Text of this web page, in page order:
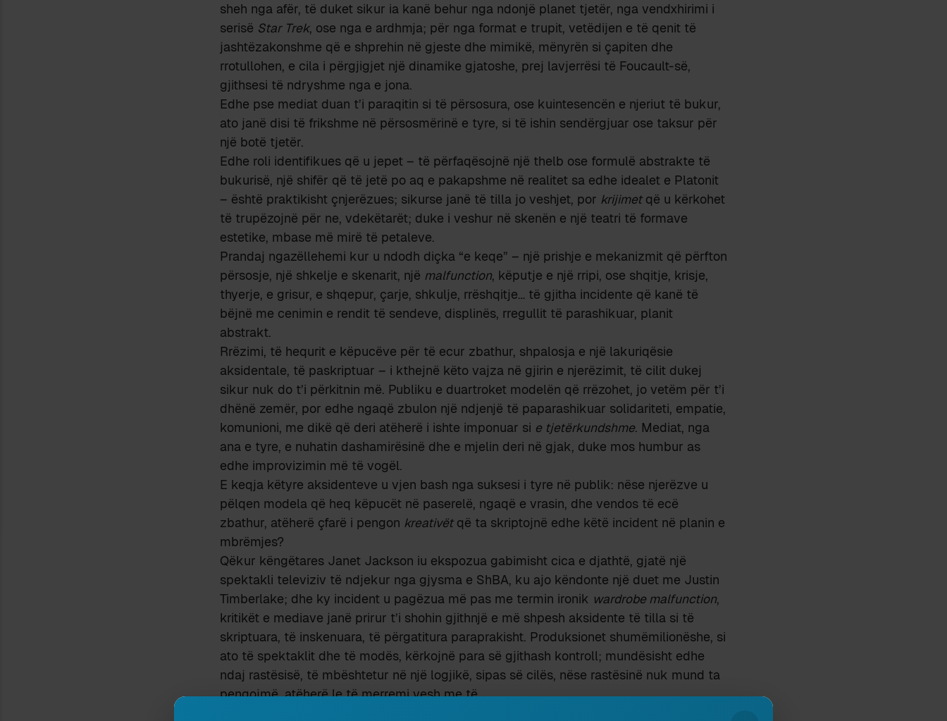
sheh nga afër, të duket sikur ia kanë behur nga ndonjë planet tjetër, nga vendxhirimi i
serisë Star Trek, ose nga e ardhmja; për nga format e trupit, vetëdijen e të qenit të
jashtëzakonshme që e shprehin në gjeste dhe mimikë, mënyrën si çapiten dhe
rrotullohen, e cila i përgjigjet një dinamike gjatoshe, prej lavjerrësi të Foucault-së,
gjithsesi të ndryshme nga e jona.
Edhe pse mediat duan t’i paraqitin si të përsosura, ose kuintesencën e njeriut të bukur,
ato janë disi të frikshme në përsosmërinë e tyre, si të ishin sendërgjuar ose taksur për
një botë tjetër.
Edhe roli identifikues që u jepet – të përfaqësojnë një thelb ose formulë abstrakte të
bukurisë, një shifër që të jetë po aq e pakapshme në realitet sa edhe idealet e Platonit
– është praktikisht çnjerëzues; sikurse janë të tilla jo veshjet, por krijimetqë u kërkohet
të trupëzojnë për ne, vdekëtarët; duke i veshur në skenën e një teatri të formave
estetike, mbase më mirë të petaleve.
Prandaj ngazëllehemi kur u ndodh diçka “e keqe” – një prishje e mekanizmit që përfton
përsosje, një shkelje e skenarit, një malfunction, këputje e një rripi, ose shqitje, krisje,
thyerje, e grisur, e shqepur, çarje, shkulje, rrëshqitje… të gjitha incidente që kanë të
bëjnë me cenimin e rendit të sendeve, displinës, rregullit të parashikuar, planit
abstrakt.
Rrëzimi, të hequrit e këpucëve për të ecur zbathur, shpalosja e një lakuriqësie
aksidentale, të paskriptuar – i kthejnë këto vajza në gjirin e njerëzimit, të cilit dukej
sikur nuk do t’i përkitnin më. Publiku e duartroket modelën që rrëzohet, jo vetëm për t’i
dhënë zemër, por edhe ngaqë zbulon një ndjenjë të paparashikuar solidariteti, empatie,
komunioni, me dikë që deri atëherë i ishte imponuar si e tjetërkundshme. Mediat, nga
ana e tyre, e nuhatin dashamirësinë dhe e mjelin deri në gjak, duke mos humbur as
edhe improvizimin më të vogël.
E keqja këtyre aksidenteve u vjen bash nga suksesi i tyre në publik: nëse njerëzve u
pëlqen modela që heq këpucët në paserelë, ngaqë e vrasin, dhe vendos të ecë
zbathur, atëherë çfarë i pengon kreativëtqë ta skriptojnë edhe këtë incident në planin e
mbrëmjes?
Qëkur këngëtares Janet Jackson iu ekspozua gabimisht cica e djathtë, gjatë një
spektakli televiziv të ndjekur nga gjysma e ShBA, ku ajo këndonte një duet me Justin
Timberlake; dhe ky incident u pagëzua më pas me termin ironik wardrobe malfunction,
kritikët e mediave janë prirur t’i shohin gjithnjë e më shpesh aksidente të tilla si të
skriptuara, të inskenuara, të përgatitura paraprakisht. Produksionet shumëmilionëshe, si
ato të spektaklit dhe të modës, kërkojnë para së gjithash kontroll; mundësisht edhe
ndaj rastësisë, të mbështetur në një logjikë, sipas së cilës, nëse rastësinë nuk mund ta
pengojmë, atëherë le të merremi vesh me të.